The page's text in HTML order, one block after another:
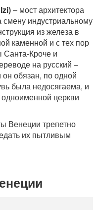
)– мост архитектора
индустриальному
из железа в
каменной и с тех пор
Санта-Кроче и
на русский –
обязан, по одной
была недосягаема, и
церкви
Венеции трепетно
их пытливым